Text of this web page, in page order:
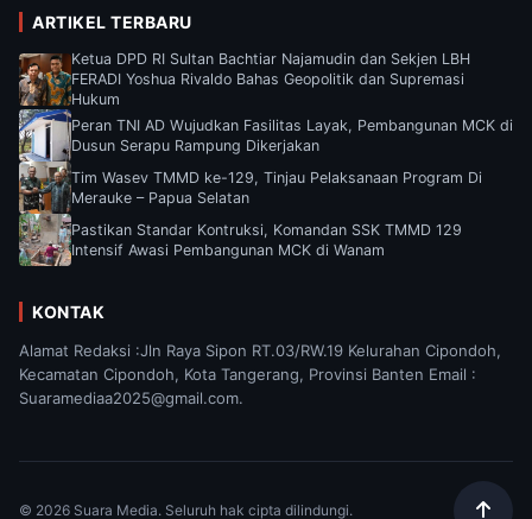
ARTIKEL TERBARU
Ketua DPD RI Sultan Bachtiar Najamudin dan Sekjen LBH
FERADI Yoshua Rivaldo Bahas Geopolitik dan Supremasi
Hukum
Peran TNI AD Wujudkan Fasilitas Layak, Pembangunan MCK di
Dusun Serapu Rampung Dikerjakan
Tim Wasev TMMD ke-129, Tinjau Pelaksanaan Program Di
Merauke – Papua Selatan
Pastikan Standar Kontruksi, Komandan SSK TMMD 129
Intensif Awasi Pembangunan MCK di Wanam
KONTAK
Alamat Redaksi :Jln Raya Sipon RT.03/RW.19 Kelurahan Cipondoh,
Kecamatan Cipondoh, Kota Tangerang, Provinsi Banten Email :
Suaramediaa2025@gmail.com.
© 2026 Suara Media. Seluruh hak cipta dilindungi.